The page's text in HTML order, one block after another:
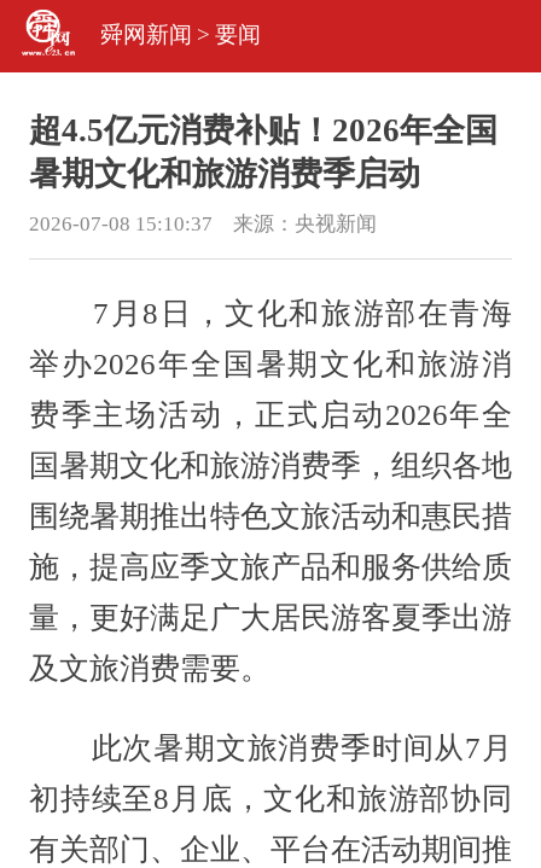
舜网新闻 > 要闻
超4.5亿元消费补贴！2026年全国
暑期文化和旅游消费季启动
2026-07-08 15:10:37 来源： 央视新闻
7月8日，文化和旅游部在青海
举办2026年全国暑期文化和旅游消
费季主场活动，正式启动2026年全
国暑期文化和旅游消费季，组织各地
围绕暑期推出特色文旅活动和惠民措
施，提高应季文旅产品和服务供给质
量，更好满足广大居民游客夏季出游
及文旅消费需要。
此次暑期文旅消费季时间从7月
初持续至8月底，文化和旅游部协同
有关部门、企业、平台在活动期间推